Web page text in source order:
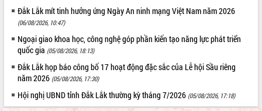
Đắk Lắk mít tinh hưởng ứng Ngày An ninh mạng Việt Nam năm 2026
(06/08/2026, 10:47)
Ngoại giao khoa học, công nghệ góp phần kiến tạo năng lực phát triển
quốc gia (05/08/2026, 18:13)
Đắk Lắk họp báo công bố 17 hoạt động đặc sắc của Lễ hội Sầu riêng
năm 2026 (05/08/2026, 17:30)
Hội nghị UBND tỉnh Đắk Lắk thường kỳ tháng 7/2026 (05/08/2026, 17:18)